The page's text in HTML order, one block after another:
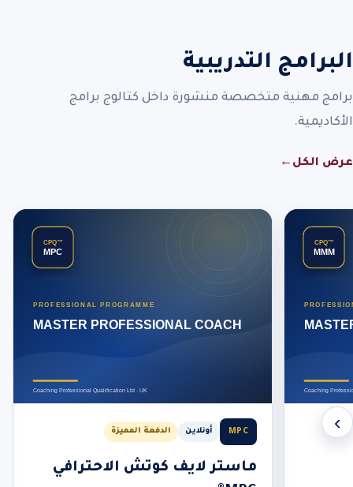
البرامج التدريبية
برامج مهنية متخصصة منشورة داخل كتالوج برامج
الأكاديمية.
عرض الكل ←
‹
MPC أونلاين الدفعة المميزة
ماستر لايف كوتش الاحترافي
›